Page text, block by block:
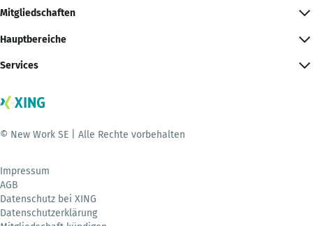
Mitgliedschaften
Hauptbereiche
Services
© New Work SE | Alle Rechte vorbehalten
Impressum
AGB
Datenschutz bei XING
Datenschutzerklärung